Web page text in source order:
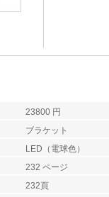
23800 円
ブラケット
LED（電球色）
232 ページ
232頁